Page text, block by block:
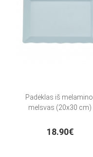
Padėklas iš melamino,
melsvas (20x30 cm)
18.90€